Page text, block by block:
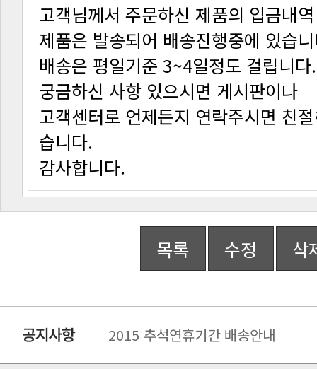
고객님께서 주문하신 제품의 입금내
제품은 발송되어 배송진행중에 있습
배송은 평일기준 3~4일정도 걸립니다.
궁금하신 사항 있으시면 게시판이나
습니다.
감사합니다.
목록 수정 삭
2015 추석연휴기간 배송안내